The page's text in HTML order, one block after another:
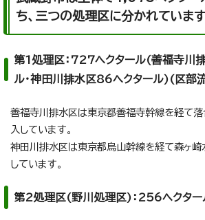
ち、三つの処理区に分かれています
第1処理区：727ヘクタール(善福寺川
ル・神田川排水区86ヘクタール)(区部
善福寺川排水区は東京都善福寺幹線を経て
入しています。
神田川排水区は東京都烏山幹線を経て森ヶ崎
しています。
第2処理区(野川処理区)：256ヘクタ